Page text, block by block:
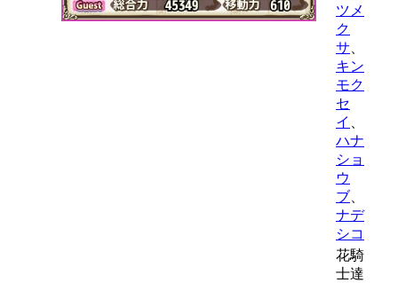
ツメ
ク
サ
キン
モク
セ
イ
ハナ
ショ
ウ
ブ
ナデ
シコ
花騎
士達